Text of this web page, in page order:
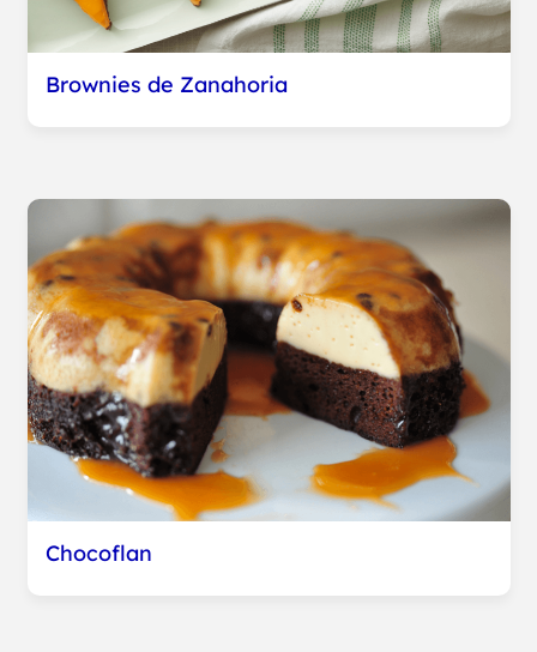
Brownies de Zanahoria
Chocoflan